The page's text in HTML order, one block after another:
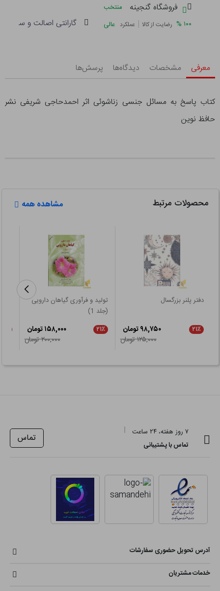
فروشگاه گنجینه
منتخب
۱۰۰ % رضایت از کالا | عملکرد عالی گارانتی اصالت و سلامت
معرفی مشخصات دیدگاه‌ها پرسش‌ها
کتاب پاسخ به مسائل جنسی زناشوئی اثر احمدحاجی شریفی نشر
حافظ نوین
محصولات مرتبط مشاهده همه
دفتر پلنر بزرگسال
۲۱٪
۹۸,۷۵۰ تومان
۱۲۵,۰۰۰ تومان
تولید و فرآوری گیاهان دارویی
(جلد 1)
۲۱٪
۱۵۸,۰۰۰ تومان
۲۰۰,۰۰۰ تومان
۷ روز هفته، ۲۴ ساعت
تماس با پشتیبانی
تماس
آدرس تحویل حضوری سفارشات
خدمات مشتریان